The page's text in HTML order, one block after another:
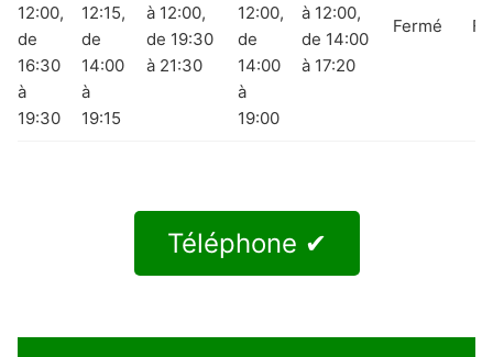
12:00,
de
16:30
à
19:30
12:15,
de
14:00
à
19:15
à 12:00,
de 19:30
à 21:30
12:00,
de
14:00
à
19:00
à 12:00,
de 14:00
à 17:20
Fermé
Téléphone ✔